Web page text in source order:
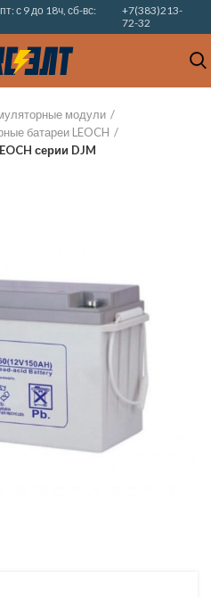
с 9 до 18ч, сб-вс:
+7(383)213-
72-32
модули
батареи LEOCH
серии DJM